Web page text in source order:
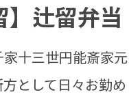
辻留弁当
十三世円能斎家
として日々お勤め